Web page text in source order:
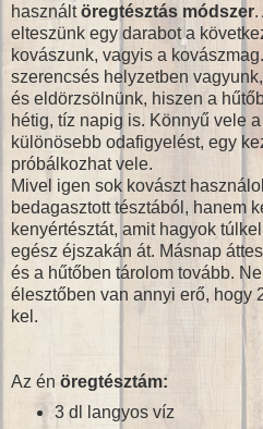
használtöregtésztás módszer.
elteszünk egy darabot a
kovászunk, vagyis a
szerencsés helyzetben
és eldörzsölnünk, hiszen a
hétig, tíz napig is. Könnyű vele
különösebb odafigyelést, egy
próbálkozhat vele.
Mivel igen sok kovászt
bedagasztott tésztából, hanem
kenyértésztát, amit hagyok
egész éjszakán át. Másnap
és a hűtőben tárolom tovább.
élesztőben van annyi erő, hogy
kel.
Az én öregtésztám:
3 dl langyos víz